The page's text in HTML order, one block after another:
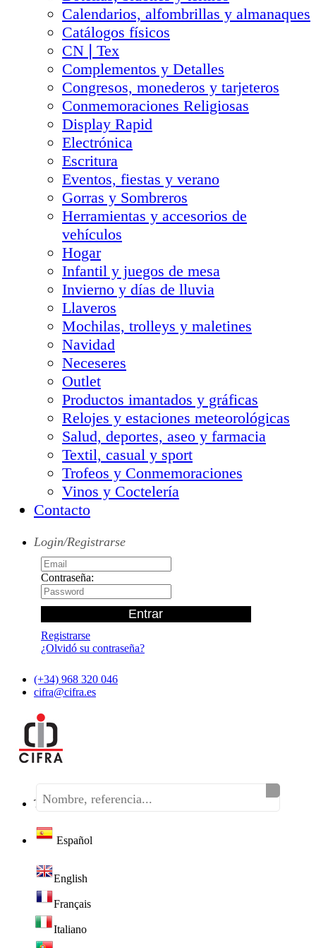
Calendarios, alfombrillas y almanaques
Catálogos físicos
CN❘Tex
Complementos y Detalles
Congresos, monederos y tarjeteros
Conmemoraciones Religiosas
Display Rapid
Electrónica
Escritura
Eventos, fiestas y verano
Gorras y Sombreros
Herramientas y accesorios de
vehículos
Hogar
Infantil y juegos de mesa
Invierno y días de lluvia
Llaveros
Mochilas, trolleys y maletines
Navidad
Neceseres
Outlet
Productos imantados y gráficas
Relojes y estaciones meteorológicas
Salud, deportes, aseo y farmacia
Textil, casual y sport
Trofeos y Conmemoraciones
Vinos y Coctelería
Contacto
Login/Registrarse
Contraseña:
Registrarse
¿Olvidó su contraseña?
(+34) 968 320 046
cifra@cifra.es
Teléfono:(+34) 968 320 046
Español
English
Français
Italiano